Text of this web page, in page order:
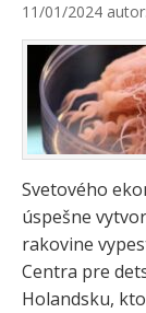
11/01/2024 autor:
Svetového
úspešne
rakovine
Centra pre
Holandsku,